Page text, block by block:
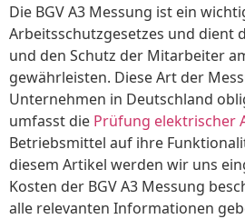
Die BGV A3 Messung ist ein
Arbeitsschutzgesetzes und dient
und den Schutz der Mitarbeiter
gewährleisten. Diese Art der
Unternehmen in Deutschland
umfasst die Prüfung elektrischer
Betriebsmittel auf ihre
diesem Artikel werden wir uns
Kosten der BGV A3 Messung
alle relevanten Informationen